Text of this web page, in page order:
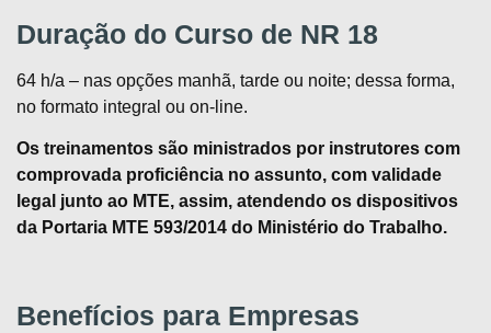
Duração do Curso de NR 18
64 h/a – nas opções manhã, tarde ou noite; dessa forma,
no formato integral ou on-line.
Os treinamentos são ministrados por instrutores com
comprovada proficiência no assunto, com validade
legal junto ao MTE, assim, atendendo os dispositivos
da Portaria MTE 593/2014 do Ministério do Trabalho.
Benefícios para Empresas